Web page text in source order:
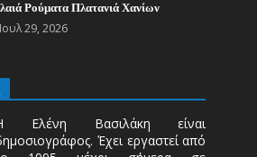
Ρούματα Πλατανιά Χανίων
Ιουλ 29, 2026
Ελένη Βασιλάκη είναι
Έχει εργαστεί από